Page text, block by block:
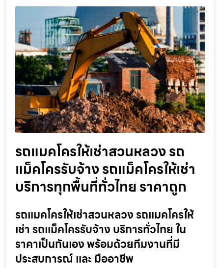
รถแมคโครให้เช่าสวนหลวง รถ
แม็คโครรับจ้าง รถแม็คโครให้เช่า
บริการทุกพื้นที่ทั่วไทย ราคาถูก
รถแมคโครให้เช่าสวนหลวง รถแมคโครให้
เช่า รถแม็คโครรับจ้าง บริการทั่วไทย ใน
ราคาเป็นกันเอง พร้อมด้วยทีมงานที่มี
ประสบการณ์ และ มืออาชีพ